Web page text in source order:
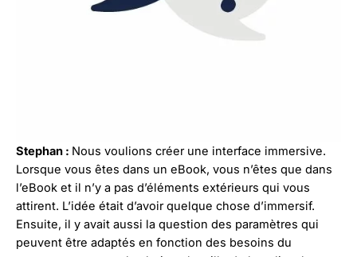
Stephan : Nous voulions créer une interface immersive.
Lorsque vous êtes dans un eBook, vous n’êtes que dans
l’eBook et il n’y a pas d’éléments extérieurs qui vous
attirent. L’idée était d’avoir quelque chose d’immersif.
Ensuite, il y avait aussi la question des paramètres qui
peuvent être adaptés en fonction des besoins du